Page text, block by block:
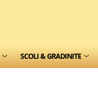
SCOLI & GRADINITE